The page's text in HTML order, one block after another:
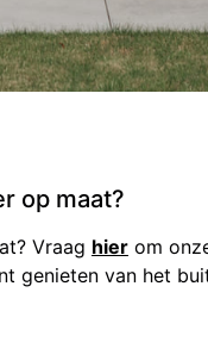
op maat?
Vraag hier om
genieten van het